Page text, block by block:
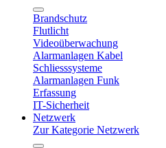
Brandschutz
Flutlicht
Videoüberwachung
Alarmanlagen Kabel
Schliesssysteme
Alarmanlagen Funk
Erfassung
IT-Sicherheit
Netzwerk
Zur Kategorie Netzwerk